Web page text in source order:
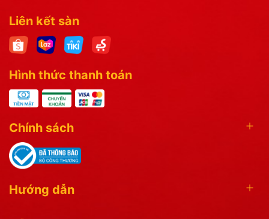
Liên kết sàn
Hình thức thanh toán
Chính sách
Hướng dẫn